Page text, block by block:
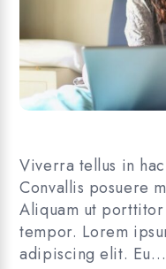
Viverra tellus in
Convallis posuere
Aliquam ut
tempor. Lorem
adipiscing elit. Eu…